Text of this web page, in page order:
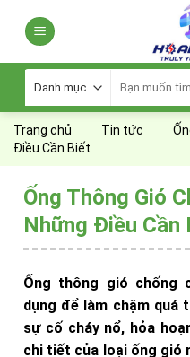
kiếm:
Trang chủ Tin tức
Điều Cần Biết
Ống Thông Gió
Những Điều Cần
Ống thông gió chống
dụng để làm chậm quá
sự cố cháy nổ, hỏa
chi tiết của loại ống gió